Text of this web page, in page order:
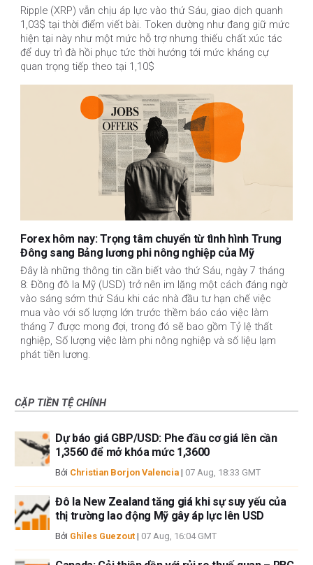
Ripple (XRP) vẫn chịu áp lực vào thứ Sáu, giao dịch quanh
1,03$ tại thời điểm viết bài. Token dường như đang giữ mức
hiện tại này như một mức hỗ trợ nhưng thiếu chất xúc tác
để duy trì đà hồi phục tức thời hướng tới mức kháng cự
quan trọng tiếp theo tại 1,10$
Forex hôm nay: Trọng tâm chuyển từ tình hình Trung
Đông sang Bảng lương phi nông nghiệp của Mỹ
Đây là những thông tin cần biết vào thứ Sáu, ngày 7 tháng
8: Đồng đô la Mỹ (USD) trở nên im lặng một cách đáng ngờ
vào sáng sớm thứ Sáu khi các nhà đầu tư hạn chế việc
mua vào với số lượng lớn trước thềm báo cáo việc làm
tháng 7 được mong đợi, trong đó sẽ bao gồm Tỷ lệ thất
nghiệp, Số lượng việc làm phi nông nghiệp và số liệu lạm
phát tiền lương.
CẶP TIỀN TỆ CHÍNH
Dự báo giá GBP/USD: Phe đầu cơ giá lên cần
1,3560 để mở khóa mức 1,3600
Bởi Christian Borjon Valencia | 07 Aug, 18:33 GMT
Đô la New Zealand tăng giá khi sự suy yếu của
thị trường lao động Mỹ gây áp lực lên USD
Bởi Ghiles Guezout | 07 Aug, 16:04 GMT